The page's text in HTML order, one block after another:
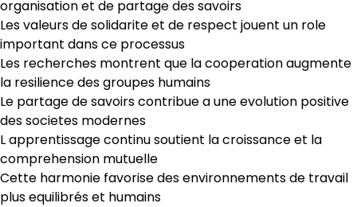
organisation et de partage des savoirs
Les valeurs de solidarite et de respect jouent un role
important dans ce processus
Les recherches montrent que la cooperation augmente
la resilience des groupes humains
Le partage de savoirs contribue a une evolution positive
des societes modernes
L apprentissage continu soutient la croissance et la
comprehension mutuelle
Cette harmonie favorise des environnements de travail
plus equilibrés et humains